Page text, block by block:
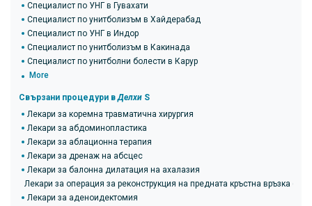
Специалист по УНГ в Гувахати
Специалист по унитболизъм в Хайдерабад
Специалист по УНГ в Индор
Специалист по унитболизъм в Какинада
Специалист по унитболни болести в Карур
More
Свързани процедури вДелхи S
Лекари за коремна травматична хирургия
Лекари за абдоминопластика
Лекари за аблационна терапия
Лекари за дренаж на абсцес
Лекари за балонна дилатация на ахалазия
Лекари за операция за реконструкция на предната кръстна връзка
Лекари за аденоидектомия